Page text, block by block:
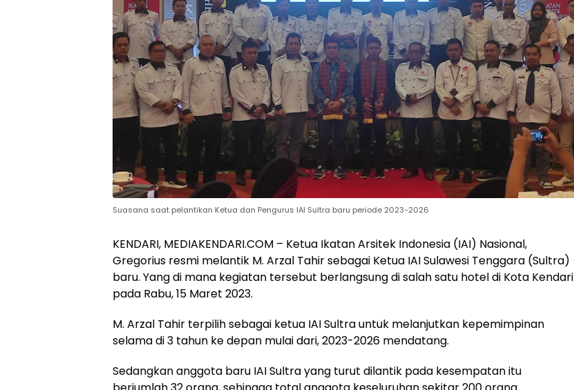
Suasana saat pelantikan Ketua dan Pengurus IAI Sultra baru periode 2023-2026
KENDARI, MEDIAKENDARI.COM – Ketua Ikatan Arsitek Indonesia (IAI) Nasional,
Gregorius resmi melantik M. Arzal Tahir sebagai Ketua IAI Sulawesi Tenggara (Sultra)
baru. Yang di mana kegiatan tersebut berlangsung di salah satu hotel di Kota Kendari
pada Rabu, 15 Maret 2023.
M. Arzal Tahir terpilih sebagai ketua IAI Sultra untuk melanjutkan kepemimpinan
selama di 3 tahun ke depan mulai dari, 2023-2026 mendatang.
Sedangkan anggota baru IAI Sultra yang turut dilantik pada kesempatan itu